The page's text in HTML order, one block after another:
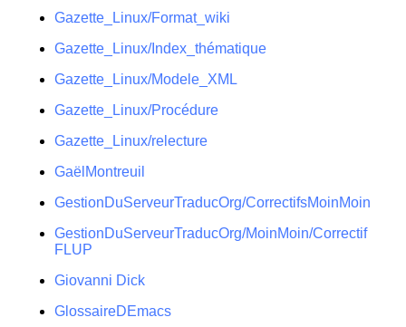
Gazette_Linux/Format_wiki
Gazette_Linux/Index_thématique
Gazette_Linux/Modele_XML
Gazette_Linux/Procédure
Gazette_Linux/relecture
GaëlMontreuil
GestionDuServeurTraducOrg/CorrectifsMoinMoin
GestionDuServeurTraducOrg/MoinMoin/Correctif
FLUP
Giovanni Dick
GlossaireDEmacs